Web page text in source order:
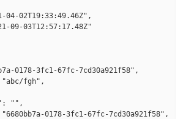
04-02T19:33:49.46Z",
09-03T12:57:17.48Z"
0178-3fc1-67fc-7cd30a921f58",
fgh",
"",
0178-3fc1-67fc-7cd30a921f58",